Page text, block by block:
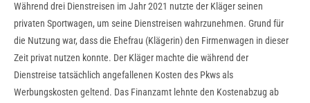
Während drei Dienstreisen im Jahr 2021 nutzte der Kläger seinen
privaten Sportwagen, um seine Dienstreisen wahrzunehmen. Grund für
die Nutzung war, dass die Ehefrau (Klägerin) den Firmenwagen in dieser
Zeit privat nutzen konnte. Der Kläger machte die während der
Dienstreise tatsächlich angefallenen Kosten des Pkws als
Werbungskosten geltend. Das Finanzamt lehnte den Kostenabzug ab